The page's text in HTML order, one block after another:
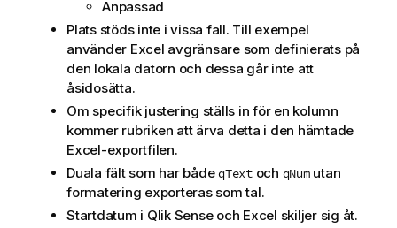
Anpassad
Plats stöds inte i vissa fall. Till exempel
använder Excel avgränsare som definierats på
den lokala datorn och dessa går inte att
åsidosätta.
Om specifik justering ställs in för en kolumn
kommer rubriken att ärva detta i den hämtade
Excel-exportfilen.
Duala fält som har bådeqTextoch qNumutan
formatering exporteras som tal.
Startdatum i Qlik Senseoch Excel skiljer sig åt.